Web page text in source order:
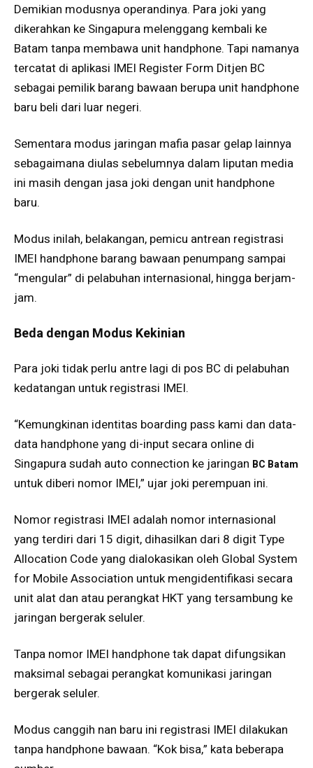
Demikian modusnya operandinya. Para joki yang
dikerahkan ke Singapura melenggang kembali ke
Batam tanpa membawa unit handphone. Tapi namanya
tercatat di aplikasi IMEI Register Form Ditjen BC
sebagai pemilik barang bawaan berupa unit handphone
baru beli dari luar negeri.
Sementara modus jaringan mafia pasar gelap lainnya
sebagaimana diulas sebelumnya dalam liputan media
ini masih dengan jasa joki dengan unit handphone
baru.
Modus inilah, belakangan, pemicu antrean registrasi
IMEI handphone barang bawaan penumpang sampai
“mengular” di pelabuhan internasional, hingga berjam-
jam.
Beda dengan Modus Kekinian
Para joki tidak perlu antre lagi di pos BC di pelabuhan
kedatangan untuk registrasi IMEI.
“Kemungkinan identitas boarding pass kami dan data-
data handphone yang di-input secara online di
Singapura sudah auto connection ke jaringan BC Batam
untuk diberi nomor IMEI,” ujar joki perempuan ini.
Nomor registrasi IMEI adalah nomor internasional
yang terdiri dari 15 digit, dihasilkan dari 8 digit Type
Allocation Code yang dialokasikan oleh Global System
for Mobile Association untuk mengidentifikasi secara
unit alat dan atau perangkat HKT yang tersambung ke
jaringan bergerak seluler.
Tanpa nomor IMEI handphone tak dapat difungsikan
maksimal sebagai perangkat komunikasi jaringan
bergerak seluler.
Modus canggih nan baru ini registrasi IMEI dilakukan
tanpa handphone bawaan. “Kok bisa,” kata beberapa